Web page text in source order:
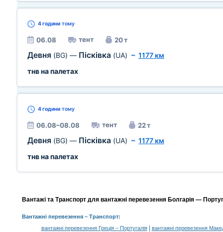
4 години тому
06.08 тент 20 т
Девня (BG) — Пісківка (UA) ~ 1177 км
тнв на палетах
4 години тому
06.08–08.08 тент 22 т
Девня (BG) — Пісківка (UA) ~ 1177 км
тнв на палетах
Вантажі та Транспорт для вантажні перевезення Болгарія —
Вантажні перевезення– Транспорт:
вантажні перевезення Греція – Португалія|
вантажні перевезення